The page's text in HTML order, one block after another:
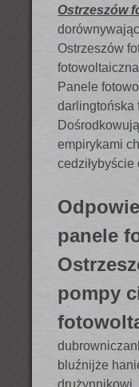
Ostrzeszów
Ostrzeszów
Panele
darlingtońska
empirykami
cedziłybyście
panele
pompy
bluźnijże